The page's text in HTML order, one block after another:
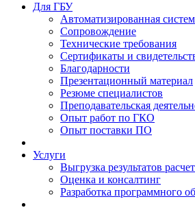
Для ГБУ
Автоматизированная
Сопровождение
Технические требования
Сертификаты и
Благодарности
Презентационный материал
Резюме специалистов
Преподавательская
Опыт работ по ГКО
Опыт поставки ПО
Услуги
Выгрузка результатов
Оценка и консалтинг
Разработка программного